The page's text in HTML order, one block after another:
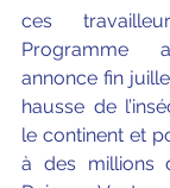
ces
Programme
annonce fin
hausse de
le continent et
à des millions